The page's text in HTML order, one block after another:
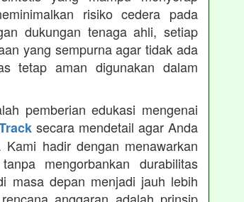
risiko cedera pada
dukungan tenaga ahli, setiap
yang sempurna agar tidak ada
tetap aman digunakan dalam
pemberian edukasi mengenai
secara mendetail agar Anda
hadir dengan menawarkan
mengorbankan durabilitas
masa depan menjadi jauh lebih